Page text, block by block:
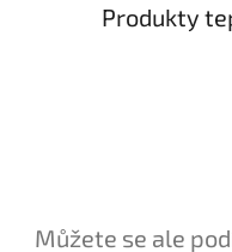
Produkty
Můžete se ale